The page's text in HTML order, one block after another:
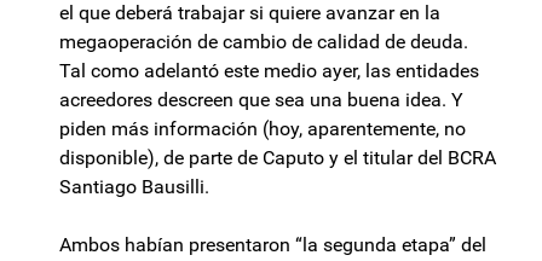
el que deberá trabajar si quiere avanzar en la
megaoperación de cambio de calidad de deuda.
Tal como adelantó este medio ayer, las entidades
acreedores descreen que sea una buena idea. Y
piden más información (hoy, aparentemente, no
disponible), de parte de Caputo y el titular del BCRA
Santiago Bausilli.
Ambos habían presentaron “la segunda etapa” del